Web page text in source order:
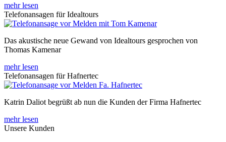
mehr lesen
Telefonansagen für Idealtours
Das akustische neue Gewand von Idealtours gesprochen von
Thomas Kamenar
mehr lesen
Telefonansagen für Hafnertec
Katrin Daliot begrüßt ab nun die Kunden der Firma Hafnertec
mehr lesen
Unsere Kunden